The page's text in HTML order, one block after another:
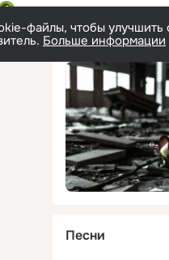
файлы, чтобы улучшить
Больше информации
Песни